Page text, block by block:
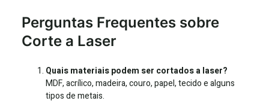
Perguntas Frequentes sobre
Corte a Laser
Quais materiais podem ser cortados a laser?
MDF, acrílico, madeira, couro, papel, tecido e alguns
tipos de metais.